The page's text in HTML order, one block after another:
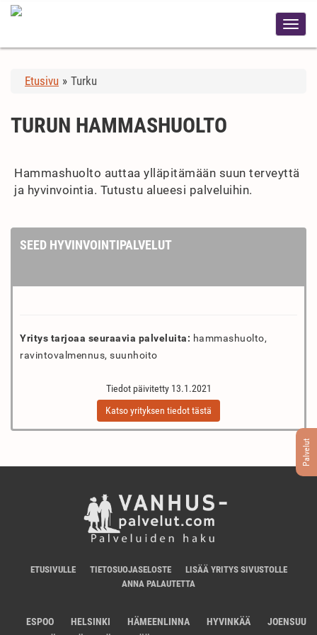
Etusivu » Turku
Palvelut
TURUN HAMMASHUOLTO
Hammashuolto auttaa ylläpitämään suun terveyttä
ja hyvinvointia. Tutustu alueesi palveluihin.
SEED HYVINVOINTIPALVELUT
Yritys tarjoaa seuraavia palveluita: hammashuolto,
ravintovalmennus, suunhoito
Tiedot päivitetty 13.1.2021
Katso yrityksen tiedot tästä
ETUSIVULLE TIETOSUOJASELOSTE
LISÄÄ YRITYS SIVUSTOLLE
ANNA PALAUTETTA
ESPOO HELSINKI HÄMEENLINNA HYVINKÄÄ
JOENSUU